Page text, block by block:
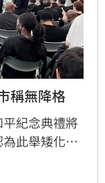
稱無降格
紀念典禮將
此舉矮化台
抗議。對